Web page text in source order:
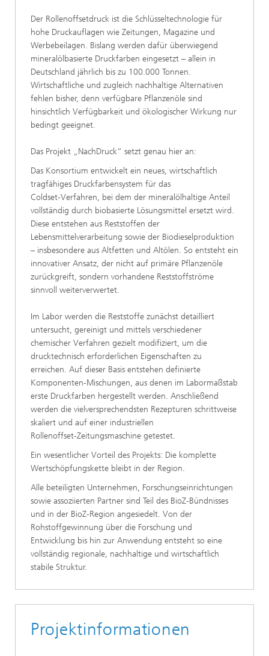
Der Rollenoffsetdruck ist die Schlüsseltechnologie für
hohe Druckauflagen wie Zeitungen, Magazine und
Werbebeilagen. Bislang werden dafür überwiegend
mineralölbasierte Druckfarben eingesetzt – allein in
Deutschland jährlich bis zu 100.000 Tonnen.
Wirtschaftliche und zugleich nachhaltige Alternativen
fehlen bisher, denn verfügbare Pflanzenöle sind
hinsichtlich Verfügbarkeit und ökologischer Wirkung nur
bedingt geeignet.
Das Projekt „NachDruck“ setzt genau hier an:
Das Konsortium entwickelt ein neues, wirtschaftlich
tragfähiges Druckfarbensystem für das
Coldset‑Verfahren, bei dem der mineralölhaltige Anteil
vollständig durch biobasierte Lösungsmittel ersetzt wird.
Diese entstehen aus Reststoffen der
Lebensmittelverarbeitung sowie der Biodieselproduktion
– insbesondere aus Altfetten und Altölen. So entsteht ein
innovativer Ansatz, der nicht auf primäre Pflanzenöle
zurückgreift, sondern vorhandene Reststoffströme
sinnvoll weiterverwertet.
Im Labor werden die Reststoffe zunächst detailliert
untersucht, gereinigt und mittels verschiedener
chemischer Verfahren gezielt modifiziert, um die
drucktechnisch erforderlichen Eigenschaften zu
erreichen. Auf dieser Basis entstehen definierte
Komponenten‑Mischungen, aus denen im Labormaßstab
erste Druckfarben hergestellt werden. Anschließend
werden die vielversprechendsten Rezepturen schrittweise
skaliert und auf einer industriellen
Rollenoffset‑Zeitungsmaschine getestet.
Ein wesentlicher Vorteil des Projekts: Die komplette
Wertschöpfungskette bleibt in der Region.
Alle beteiligten Unternehmen, Forschungseinrichtungen
sowie assoziierten Partner sind Teil des BioZ‑Bündnisses
und in der BioZ‑Region angesiedelt. Von der
Rohstoffgewinnung über die Forschung und
Entwicklung bis hin zur Anwendung entsteht so eine
vollständig regionale, nachhaltige und wirtschaftlich
stabile Struktur.
Projektinformationen